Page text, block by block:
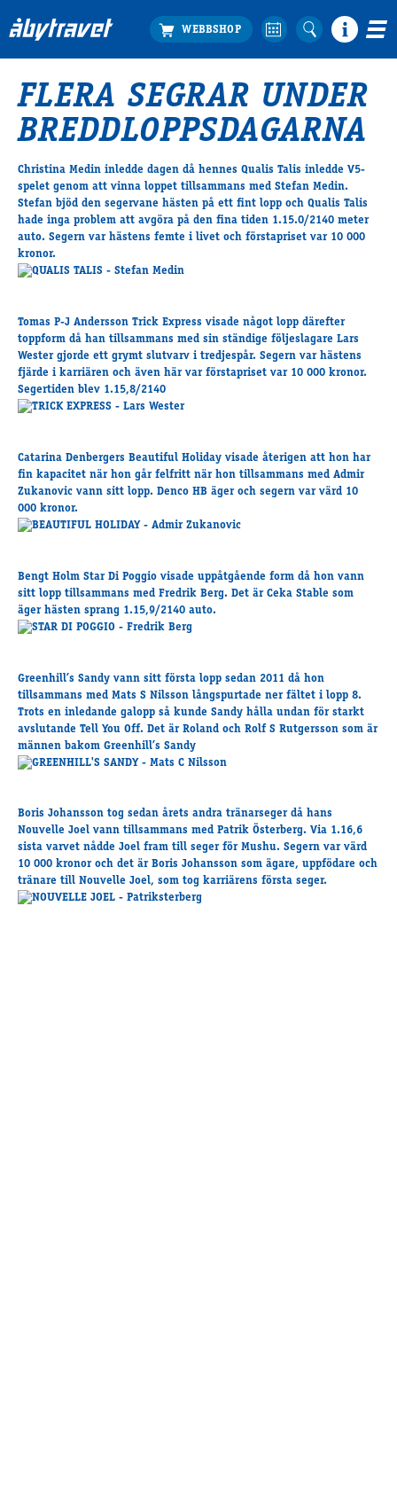
Köp biljett
Travprogrammet
Bra att veta
Restauranger
Catering by Lyon
Hotell nära oss
Nybörjar­guide
Tävlingsdagar
FAQ
Travkonferens
Aktiviteter
Hört och hänt
Träning och provlopp
Aktiva
Månadens hästägare 2026
Euro Classic Trot
Andelshästar
Åby Stora Pris 2026
Supertorsdag
Ponnytravtävlingar
FLERA SEGRAR UNDER
BREDDLOPPSDAGARNA
Christina Medin inledde dagen då hennes Qualis Talis inledde V5-
spelet genom att vinna loppet tillsammans med Stefan Medin.
Stefan bjöd den segervane hästen på ett fint lopp och Qualis Talis
hade inga problem att avgöra på den fina tiden 1.15.0/2140 meter
auto. Segern var hästens femte i livet och förstapriset var 10 000
kronor.
Tomas P-J Andersson Trick Express visade något lopp därefter
toppform då han tillsammans med sin ständige följeslagare Lars
Wester gjorde ett grymt slutvarv i tredjespår. Segern var hästens
fjärde i karriären och även här var förstapriset var 10 000 kronor.
Segertiden blev 1.15,8/2140
Catarina Denbergers Beautiful Holiday visade återigen att hon har
fin kapacitet när hon går felfritt när hon tillsammans med Admir
Zukanovic vann sitt lopp. Denco HB äger och segern var värd 10
000 kronor.
Bengt Holm Star Di Poggio visade uppåtgående form då hon vann
sitt lopp tillsammans med Fredrik Berg. Det är Ceka Stable som
äger hästen sprang 1.15,9/2140 auto.
Greenhill’s Sandy vann sitt första lopp sedan 2011 då hon
tillsammans med Mats S Nilsson långspurtade ner fältet i lopp 8.
Trots en inledande galopp så kunde Sandy hålla undan för starkt
avslutande Tell You Off. Det är Roland och Rolf S Rutgersson som är
männen bakom Greenhill’s Sandy
Boris Johansson tog sedan årets andra tränarseger då hans
Nouvelle Joel vann tillsammans med Patrik Österberg. Via 1.16,6
sista varvet nådde Joel fram till seger för Mushu. Segern var värd
10 000 kronor och det är Boris Johansson som ägare, uppfödare och
tränare till Nouvelle Joel, som tog karriärens första seger.